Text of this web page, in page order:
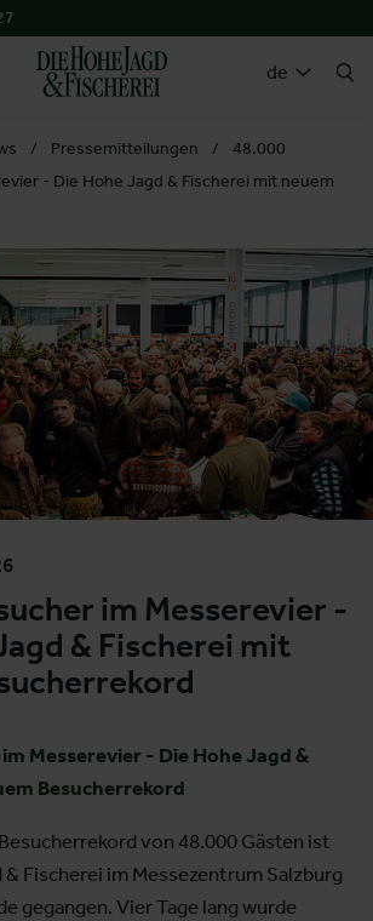
de
SUCHEN
Pressemitteilungen
48.000
- Die Hohe Jagd & Fischerei mit neuem
im Messerevier -
& Fischerei mit
Messerevier - Die Hohe Jagd &
Besucherrekord
von 48.000 Gästen ist
& Fischerei im Messezentrum Salzburg
gegangen. Vier Tage lang wurde